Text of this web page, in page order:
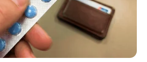
és nagyon szerette őt, de
Tehát a faluban maradtak